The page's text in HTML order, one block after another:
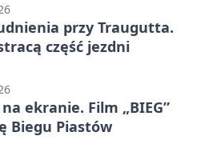
przy Traugutta.
część jezdni
ekranie. Film „BIEG”
Biegu Piastów